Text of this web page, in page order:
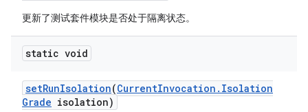
更新了测试套件模块是否处于隔离状态。
static void
setRunIsolation(CurrentInvocation . Isolation
Grade isolation)